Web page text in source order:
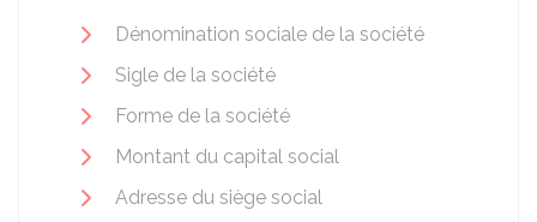
Dénomination sociale de la société
Sigle de la société
Forme de la société
Montant du capital social
Adresse du siège social